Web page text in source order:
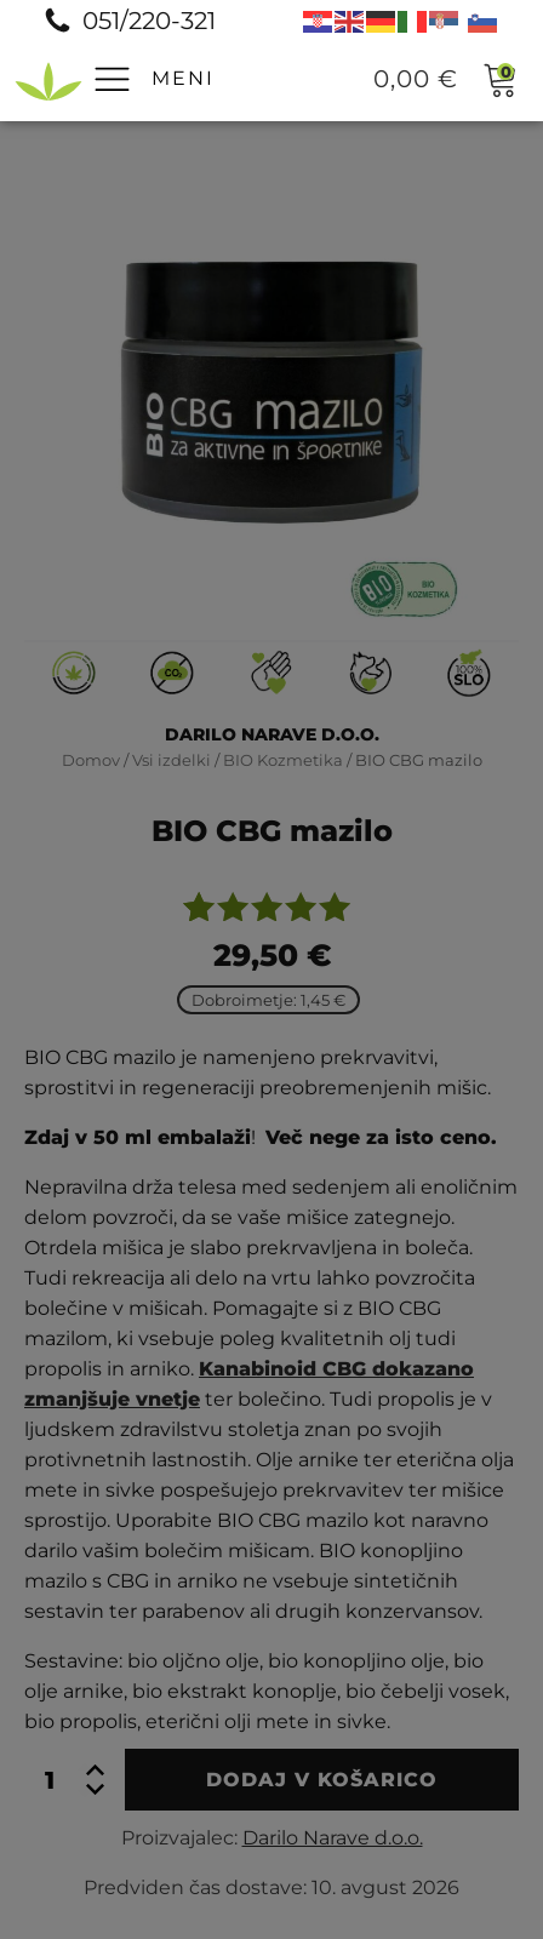
051/220-321
MENI 0,00 € 0
DARILO NARAVE D.O.O.
Domov/Vsi izdelki /BIO Kozmetika / BIO CBG mazilo
BIO CBG mazilo
Ocenjeno
z5.00od
5 na
podlagi
ocene
strank
29,50 €
Dobroimetje: 1,45 €
BIO CBG mazilo je namenjeno prekrvavitvi,
sprostitvi in regeneraciji preobremenjenih mišic.
Zdaj v 50 ml embalaži! Več nege za isto ceno.
Nepravilna drža telesa med sedenjem ali enoličnim
delom povzroči, da se vaše mišice zategnejo.
Otrdela mišica je slabo prekrvavljena in boleča.
Tudi rekreacija ali delo na vrtu lahko povzročita
bolečine v mišicah. Pomagajte si z BIO CBG
mazilom, ki vsebuje poleg kvalitetnih olj tudi
propolis in arniko. Kanabinoid CBG dokazano
zmanjšuje vnetje ter bolečino. Tudi propolis je v
ljudskem zdravilstvu stoletja znan po svojih
protivnetnih lastnostih. Olje arnike ter eterična olja
mete in sivke pospešujejo prekrvavitev ter mišice
sprostijo. Uporabite BIO CBG mazilo kot naravno
darilo vašim bolečim mišicam. BIO konopljino
mazilo s CBG in arniko ne vsebuje sintetičnih
sestavin ter parabenov ali drugih konzervansov.
Sestavine: bio oljčno olje, bio konopljino olje, bio
olje arnike, bio ekstrakt konoplje, bio čebelji vosek,
bio propolis, eterični olji mete in sivke.
BIO
CBG
DODAJ V KOŠARICO
Proizvajalec: Darilo Narave d.o.o.
Predviden čas dostave: 10. avgust 2026